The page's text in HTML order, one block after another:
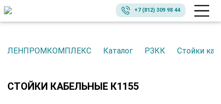
+7 (812) 309 98 44
ЛЕНПРОМКОМПЛЕКС Каталог РЗКК Стойки
СТОЙКИ КАБЕЛЬНЫЕ К1155